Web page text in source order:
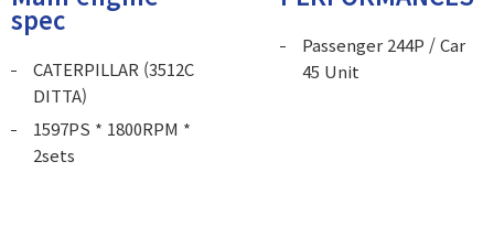
spec
CATERPILLAR (3512C
DITTA)
1597PS * 1800RPM *
2sets
Passenger 244P / Car
45 Unit